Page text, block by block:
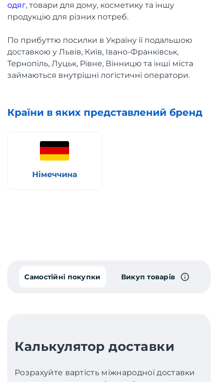
одяг, товари для дому, косметику та іншу
продукцію для різних потреб.
По прибуттю посилки в Україну її подальшою
доставкою у Львів, Київ, Івано-Франківськ,
Тернопіль, Луцьк, Рівне, Вінницю та інші міста
займаються внутрішні логістичні оператори.
Країни в яких представлений бренд
Німеччина
Самостійні покупки Викуп товарів
Калькулятор доставки
Розрахуйте вартість міжнародної доставки